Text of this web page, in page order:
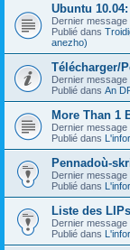
Ubuntu
Dernier message
Publié dans
anezho)
Télécharger/
Dernier message
Publié dans An
More Than 1
Dernier message
Publié dans
Pennadoù-
Dernier message
Publié dans
Liste des
Dernier message
Publié dans